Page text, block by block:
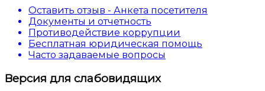
Оставить отзыв - Анкета посетителя
Документы и отчетность
Противодействие коррупции
Бесплатная юридическая помощь
Часто задаваемые вопросы
Версия для слабовидящих